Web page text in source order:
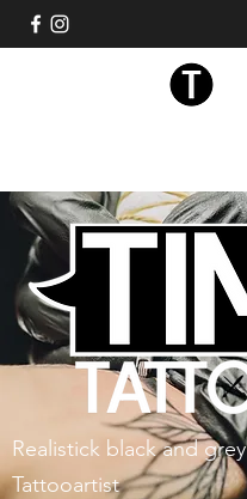
Realistick black and grey
Tattooartist